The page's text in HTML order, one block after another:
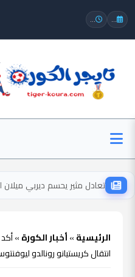
...
...
تعادل مثير يحسم ديربي ميلان
الرئيسية»أخبار الكورة»
انتقال كريستيانو رونالدو